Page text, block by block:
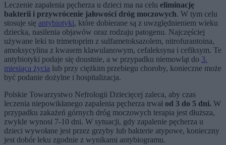
Leczenie zapalenia pęcherza u dzieci ma na celu eliminację
bakterii i przywrócenie jałowości dróg moczowych. W tym celu
stosuje się antybiotyki, które dobierane są z uwzględnieniem wieku
dziecka, nasilenia objawów oraz rodzaju patogenu. Najczęściej
używane leki to trimetoprim z sulfametoksazolem, nitrofurantoina,
amoksycylina z kwasem klawulanowym, cefaleksyna i cefiksym. Te
antybiotyki podaje się doustnie, a w przypadku niemowląt do 3.
miesiąca życia lub przy ciężkim przebiegu choroby, konieczne może
być podanie dożylne i hospitalizacja.
Polskie Towarzystwo Nefrologii Dziecięcej zaleca, aby czas
leczenia niepowikłanego zapalenia pęcherza trwał od 3 do 5 dni. W
przypadku zakażeń górnych dróg moczowych terapia jest dłuższa,
zwykle wynosi 7-10 dni. W sytuacji, gdy zapalenie pęcherza u
dzieci wywołane jest przez grzyby lub bakterie atypowe, konieczny
jest dobór leku zgodnie z wynikami antybiogramu.